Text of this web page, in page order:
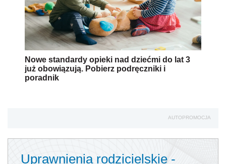
Nowe standardy opieki nad dziećmi do lat 3
już obowiązują. Pobierz podręczniki i
poradnik
AUTOPROMOCJA
Uprawnienia rodzicielskie -